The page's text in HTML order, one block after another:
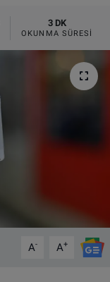
3 DK
OKUNMA SÜRESI
A- A+